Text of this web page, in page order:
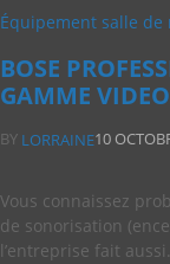
Équipement salle de
BOSE
GAMME
BY LORRAINE10
Vous connaissez
de sonorisation
l’entreprise fait